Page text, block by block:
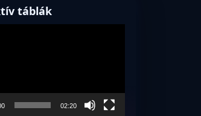
táblák
02:20